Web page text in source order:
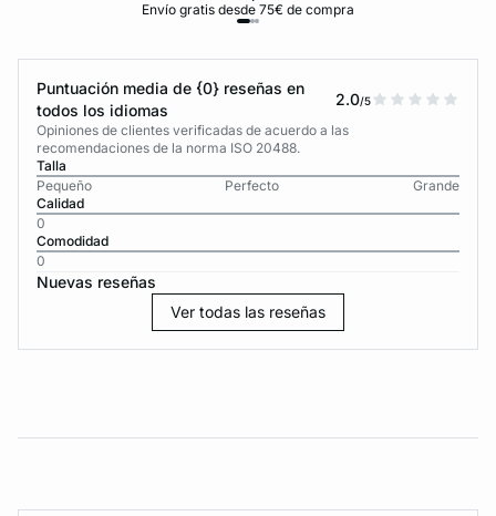
Envío gratis desde 75€ de compra
Puntuación media de {0} reseñas en
todos los idiomas
2.0/5
Opiniones de clientes verificadas de acuerdo a las
recomendaciones de la norma ISO 20488.
Talla
Pequeño
Perfecto
Grande
Calidad
0
Comodidad
0
Nuevas reseñas
Ver todas las reseñas